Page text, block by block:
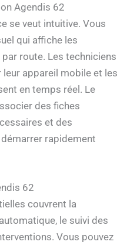
Agendis 62
se veut intuitive. Vous
qui affiche les
route. Les techniciens
appareil mobile et les
en temps réel. Le
des fiches
et des
rapidement
62
couvrent la
le suivi des
Vous pouvez